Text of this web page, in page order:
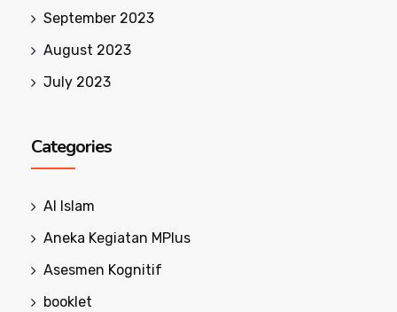
September 2023
August 2023
July 2023
Categories
Al Islam
Aneka Kegiatan MPlus
Asesmen Kognitif
booklet